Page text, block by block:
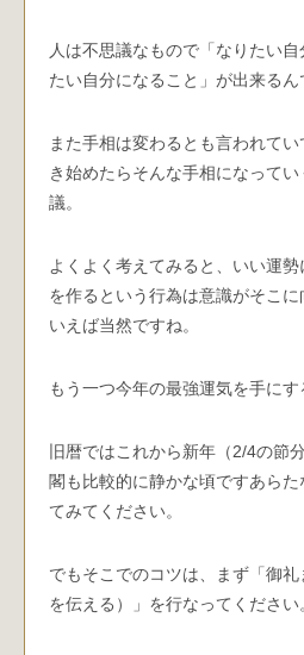
人は不思議なもので「なりたい
たい自分になること」が出来るん
また手相は変わるとも言われて
き始めたらそんな手相になって
議。
よくよく考えてみると、いい運
を作るという行為は意識がそこ
いえば当然ですね。
もう一つ今年の最強運気を手にす
旧暦ではこれから新年（2/4の節
閣も比較的に静かな頃ですあら
てみてください。
でもそこでのコツは、まず「御
を伝える）」を行なってください